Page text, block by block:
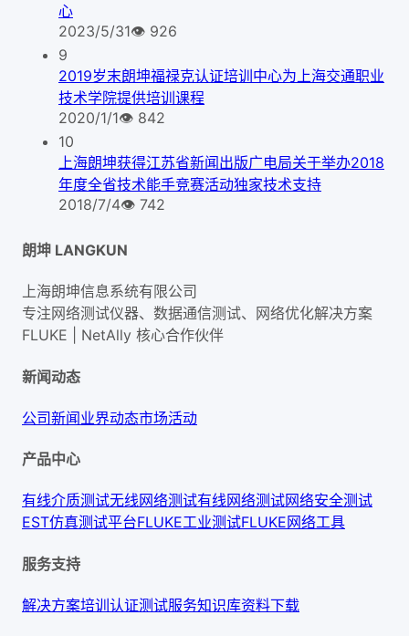
心
2023/5/31👁 926
9
2019岁末朗坤福禄克认证培训中心为上海交通职业
技术学院提供培训课程
2020/1/1👁 842
10
上海朗坤获得江苏省新闻出版广电局关于举办2018
年度全省技术能手竞赛活动独家技术支持
2018/7/4👁 742
朗坤 LANGKUN
上海朗坤信息系统有限公司
专注网络测试仪器、数据通信测试、网络优化解决方案
FLUKE | NetAlly 核心合作伙伴
新闻动态
公司新闻业界动态市场活动
产品中心
有线介质测试无线网络测试有线网络测试网络安全测试
EST仿真测试平台FLUKE工业测试FLUKE网络工具
服务支持
解决方案培训认证测试服务知识库资料下载